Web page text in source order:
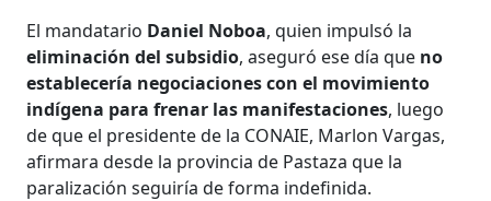
El mandatario Daniel Noboa, quien impulsó la
eliminación del subsidio, aseguró ese día que no
establecería negociaciones con el movimiento
indígena para frenar las manifestaciones, luego
de que el presidente de la CONAIE, Marlon Vargas,
afirmara desde la provincia de Pastaza que la
paralización seguiría de forma indefinida.